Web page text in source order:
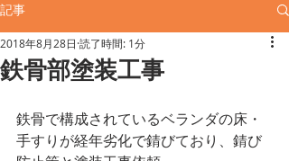
記事
鉄骨部塗装工事
2018年8月28日 読了時間: 1分
鉄骨で構成されているベランダの床・
手すりが経年劣化で錆びており、錆び